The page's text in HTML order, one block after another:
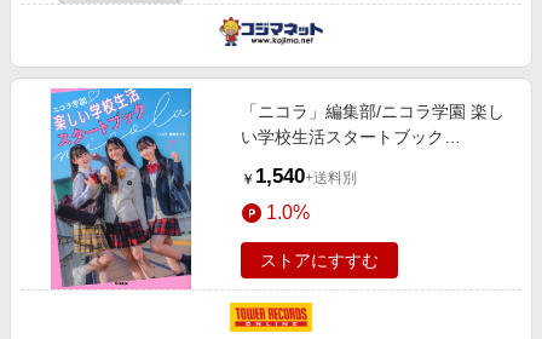
「ニコラ」編集部/ニコラ学園 楽し
い学校生活スタートブック
￥ 1,540+送料別
1.0%
ストアにすすむ